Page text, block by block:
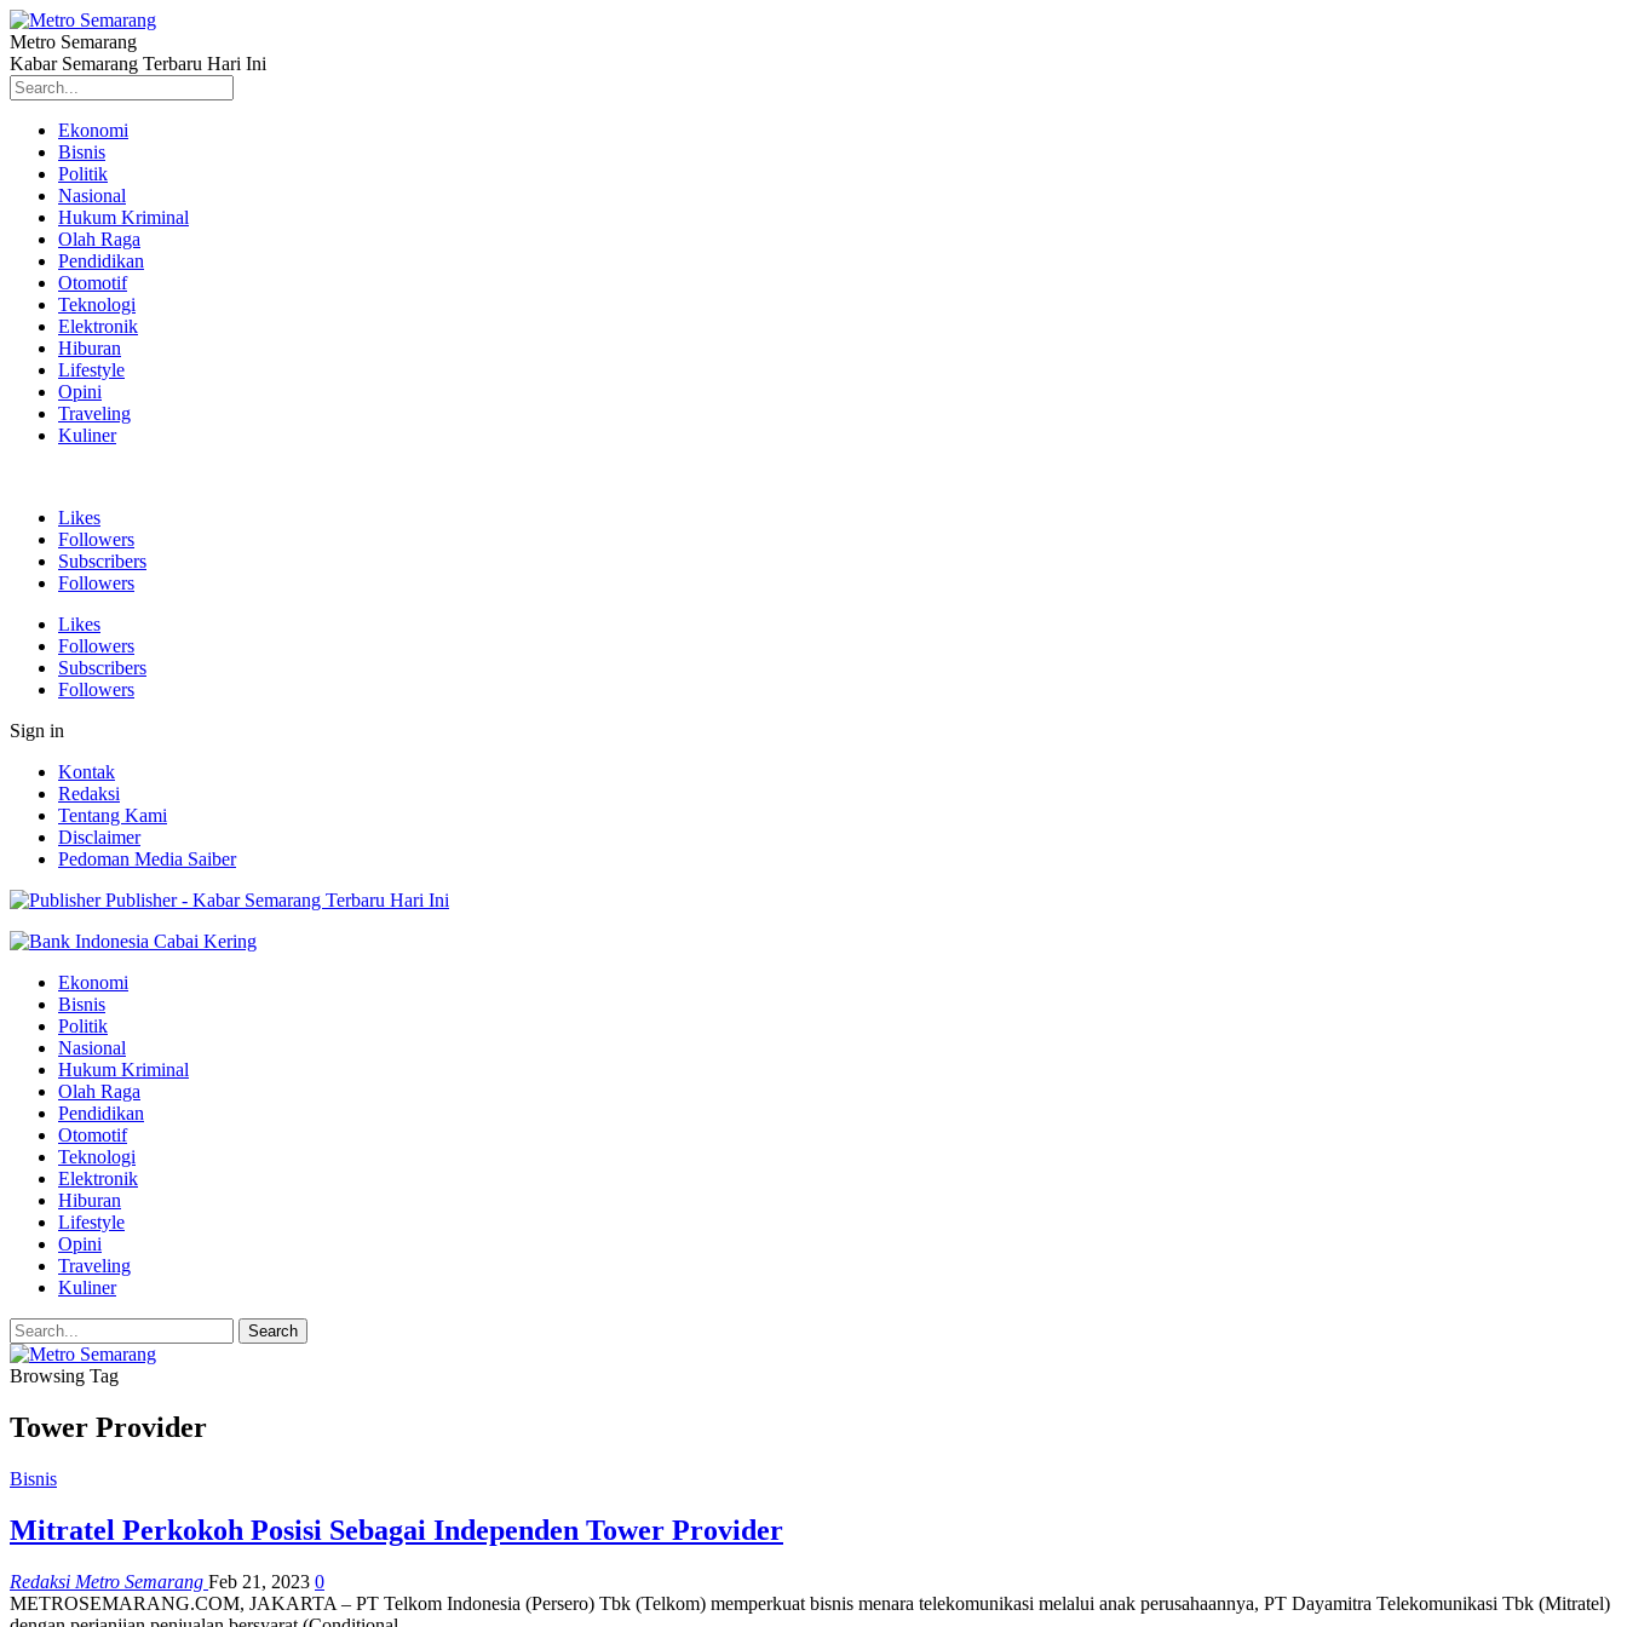
Metro Semarang
Kabar Semarang Terbaru Hari Ini
Ekonomi
Bisnis
Politik
Nasional
Hukum Kriminal
Olah Raga
Pendidikan
Otomotif
Teknologi
Elektronik
Hiburan
Lifestyle
Opini
Traveling
Kuliner
Likes
Followers
Subscribers
Followers
Likes
Followers
Subscribers
Followers
Sign in
Kontak
Redaksi
Tentang Kami
Disclaimer
Pedoman Media Saiber
Publisher - Kabar Semarang Terbaru Hari Ini
Ekonomi
Bisnis
Politik
Nasional
Hukum Kriminal
Olah Raga
Pendidikan
Otomotif
Teknologi
Elektronik
Hiburan
Lifestyle
Opini
Traveling
Kuliner
Browsing Tag
Tower Provider
Bisnis
Mitratel Perkokoh Posisi Sebagai Independen Tower Provider
Redaksi Metro Semarang Feb 21, 2023 0
METROSEMARANG.COM, JAKARTA – PT Telkom Indonesia (Persero) Tbk (Telkom) memperkuat bisnis menara telekomunikasi melalui anak perusahaannya, PT Dayamitra Telekomunikasi Tbk (Mitratel)